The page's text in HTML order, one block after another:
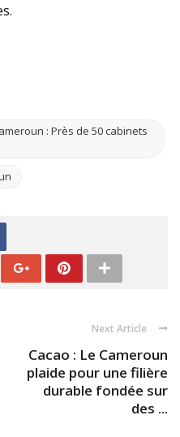
: Près de 50 cabinets
Next Article
Cacao : Le Cameroun
plaide pour une filière
durable fondée sur
des ...